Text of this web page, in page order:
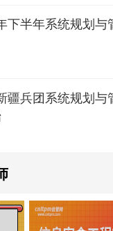
下半年系统规划与
疆兵团系统规划与